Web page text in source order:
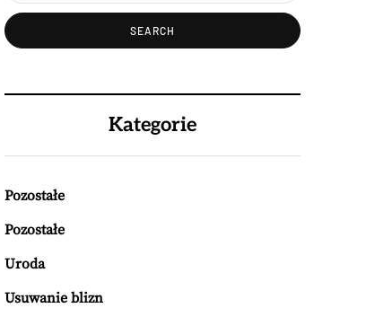
Kategorie
Pozostałe
Pozostałe
Uroda
Usuwanie blizn